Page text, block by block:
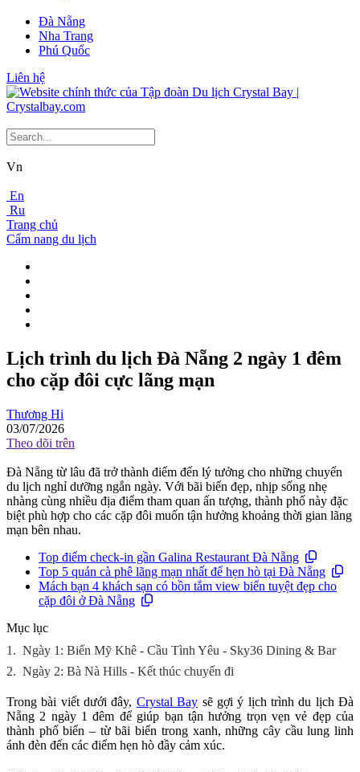
Đà Nẵng
Nha Trang
Phú Quốc
Liên hệ
Vn
En
Ru
Trang chủ
Cẩm nang du lịch
Lịch trình du lịch Đà Nẵng 2 ngày 1 đêm
cho cặp đôi cực lãng mạn
Thương Hi
03/07/2026
Theo dõi trên
Đà Nẵng từ lâu đã trở thành điểm đến lý tưởng cho những chuyến
du lịch nghỉ dưỡng ngắn ngày. Với bãi biển đẹp, nhịp sống nhẹ
nhàng cùng nhiều địa điểm tham quan ấn tượng, thành phố này đặc
biệt phù hợp cho các cặp đôi muốn tận hưởng khoảng thời gian lãng
mạn bên nhau.
Top điểm check-in gần Galina Restaurant Đà Nẵng
Top 5 quán cà phê lãng mạn nhất để hẹn hò tại Đà Nẵng
Mách bạn 4 khách sạn có bồn tắm view biển tuyệt đẹp cho
cặp đôi ở Đà Nẵng
Mục lục
1. Ngày 1: Biển Mỹ Khê - Cầu Tình Yêu - Sky36 Dining & Bar
2. Ngày 2: Bà Nà Hills - Kết thúc chuyến đi
Trong bài viết dưới đây, Crystal Bay sẽ gợi ý lịch trình du lịch Đà
Nẵng 2 ngày 1 đêm để giúp bạn tận hưởng trọn vẹn vẻ đẹp của
thành phố biển – từ bãi biển trong xanh, những cây cầu lung linh
ánh đèn đến các điểm hẹn hò đầy cảm xúc.